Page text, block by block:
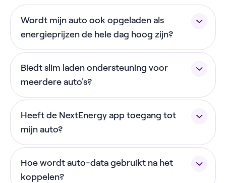
Wordt mijn auto ook opgeladen als
energieprijzen de hele dag hoog zijn?
Met slim laden kiest de app automatisch de
gunstigste momenten om je auto op te laden. Zijn
die er niet of nauwelijks? Dan zal je auto nog
Biedt slim laden ondersteuning voor
meerdere auto's?
Momenteel ondersteunt slim laden een enkele
auto. Wil je een andere auto koppelen? Ontkoppel
dan eerst je gekoppelde auto.
Heeft de NextEnergy app toegang tot
mijn auto?
Nee, de NextEnergy app heeft alleen inzicht in de
status van je auto om zo batterijstanden te laten
zien, en kan opdrachten versturen om het laden te
Hoe wordt auto-data gebruikt na het
koppelen?